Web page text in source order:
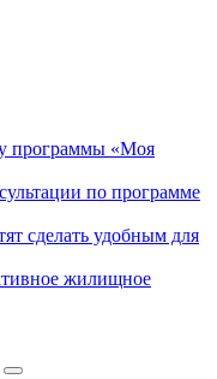
программы «Моя
по программе
сделать удобным для
жилищное